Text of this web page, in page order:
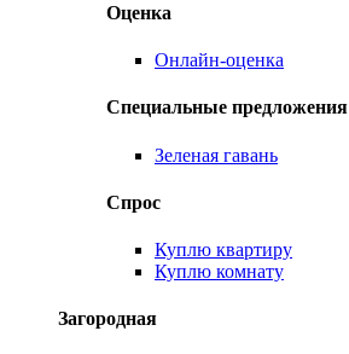
Оценка
Онлайн-оценка
Специальные предложения
Зеленая гавань
Спрос
Куплю квартиру
Куплю комнату
Загородная